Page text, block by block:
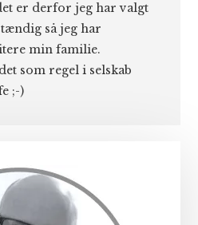
er derfor jeg har valgt
så jeg har
min familie.
som regel i selskab
;-)